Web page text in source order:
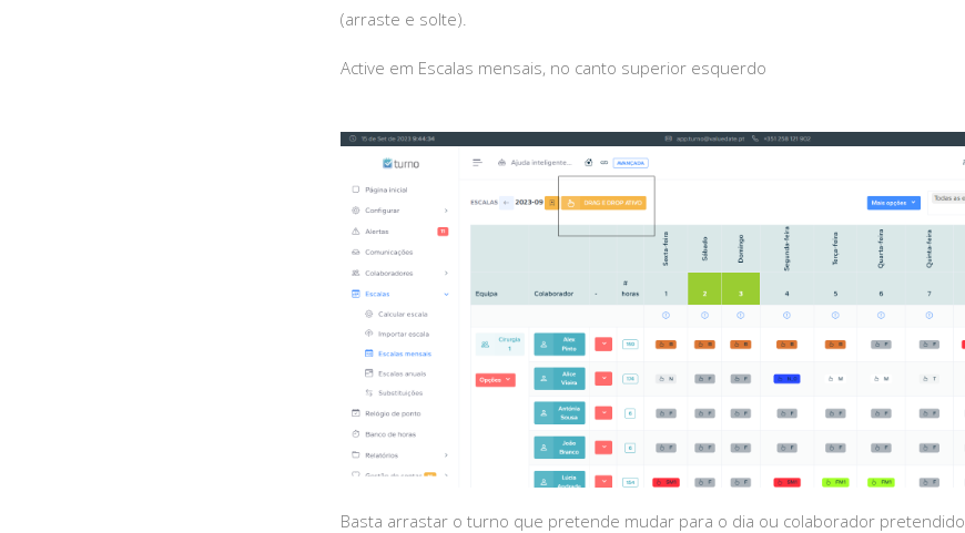
(arraste e solte).
Active em Escalas mensais, no canto superior esquerdo
Basta arrastar o turno que pretende mudar para o dia ou colaborador pretendido.